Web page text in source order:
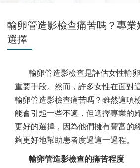
輸卵管造影檢查痛苦嗎？專業
選擇
輸卵管造影檢查是評估女性輸
重要手段。然而，許多女性在面對
輸卵管造影檢查痛苦嗎？雖然這項
能會引起一些不適，但選擇專業的
更好的選擇，因為他們擁有豐富的
夠更好地幫助患者度過這一過程。
輸卵管造影檢查的痛苦程度